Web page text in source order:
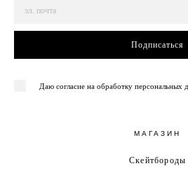
Подписаться
Даю согласие на обработку персональных
МАГАЗИН
Скейтбороды